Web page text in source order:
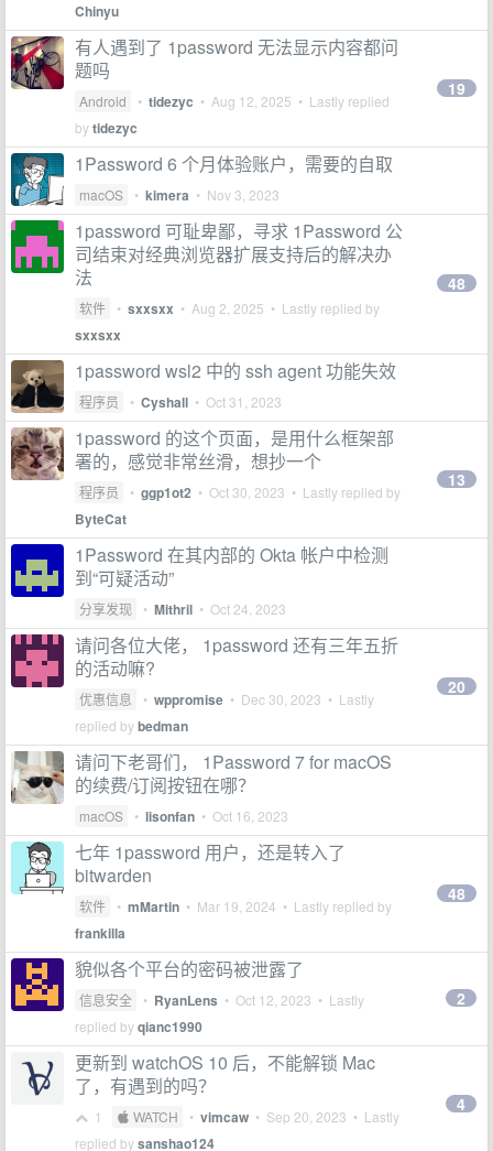
Chinyu
有人遇到了 1password 无法显示内容都问
题吗
Android • tidezyc • Aug 12, 2025 • Lastly replied
bytidezyc
19
1Password 6 个月体验账户，需要的自取
macOS • kimera • Nov 3, 2023
1password 可耻卑鄙，寻求 1Password 公
司结束对经典浏览器扩展支持后的解决办
法
软件 • sxxsxx • Aug 2, 2025 • Lastly replied by
sxxsxx
48
1password wsl2 中的 ssh agent 功能失效
程序员 • Cyshall • Oct 31, 2023
1password 的这个页面，是用什么框架部
署的，感觉非常丝滑，想抄一个
程序员 • ggp1ot2 • Oct 30, 2023 • Lastly replied by
ByteCat
13
1Password 在其内部的 Okta 帐户中检测
到“可疑活动”
分享发现 • Mithril • Oct 24, 2023
请问各位大佬， 1password 还有三年五折
的活动嘛?
优惠信息 • wppromise • Dec 30, 2023 • Lastly
replied bybedman
20
请问下老哥们， 1Password 7 for macOS
的续费/订阅按钮在哪？
macOS • lisonfan • Oct 16, 2023
七年 1password 用户，还是转入了
bitwarden
软件 • mMartin • Mar 19, 2024 • Lastly replied by
frankilla
48
貌似各个平台的密码被泄露了
信息安全 • RyanLens • Oct 12, 2023 • Lastly
replied byqianc1990
2
更新到 watchOS 10 后，不能解锁 Mac
了，有遇到的吗？
1  WATCH • vimcaw • Sep 20, 2023 • Lastly
replied bysanshao124
4